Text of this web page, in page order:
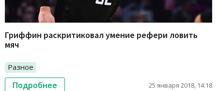
Гриффин раскритиковал умение рефери ловить
мяч
Разное
Подробнее 25 января 2018, 14:18